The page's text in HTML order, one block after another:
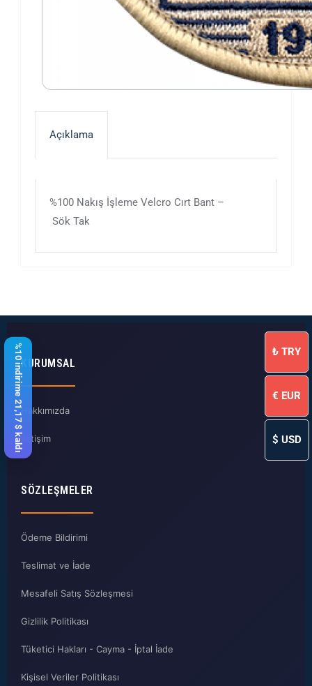
Açıklama
%100 Nakış İşleme Velcro Cırt Bant –
Sök Tak
KURUMSAL
Hakkımızda
İletişim
SÖZLEŞMELER
Ödeme Bildirimi
Teslimat ve İade
Mesafeli Satış Sözleşmesi
Gizlilik Politikası
Tüketici Hakları - Cayma - İptal İade
Kişisel Veriler Politikası
%10 indirime 21,17 $ kaldı ₺ TRY
€ EUR
$ USD